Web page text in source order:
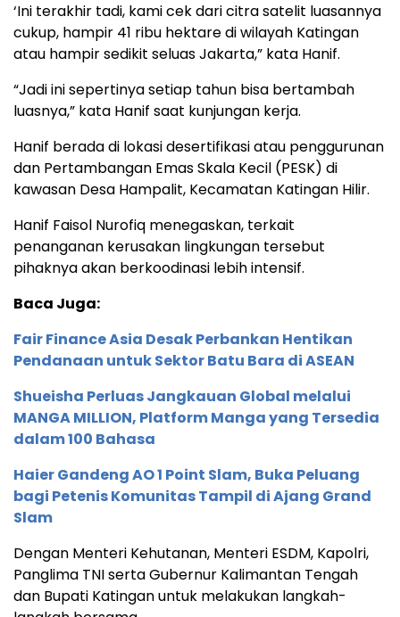
‘Ini terakhir tadi, kami cek dari citra satelit luasannya
cukup, hampir 41 ribu hektare di wilayah Katingan
atau hampir sedikit seluas Jakarta,” kata Hanif.
“Jadi ini sepertinya setiap tahun bisa bertambah
luasnya,” kata Hanif saat kunjungan kerja.
Hanif berada di lokasi desertifikasi atau penggurunan
dan Pertambangan Emas Skala Kecil (PESK) di
kawasan Desa Hampalit, Kecamatan Katingan Hilir.
Hanif Faisol Nurofiq menegaskan, terkait
penanganan kerusakan lingkungan tersebut
pihaknya akan berkoodinasi lebih intensif.
Baca Juga:
Fair Finance Asia Desak Perbankan Hentikan
Pendanaan untuk Sektor Batu Bara di ASEAN
Shueisha Perluas Jangkauan Global melalui
MANGA MILLION, Platform Manga yang Tersedia
dalam 100 Bahasa
Haier Gandeng AO 1 Point Slam, Buka Peluang
bagi Petenis Komunitas Tampil di Ajang Grand
Slam
Dengan Menteri Kehutanan, Menteri ESDM, Kapolri,
Panglima TNI serta Gubernur Kalimantan Tengah
dan Bupati Katingan untuk melakukan langkah-